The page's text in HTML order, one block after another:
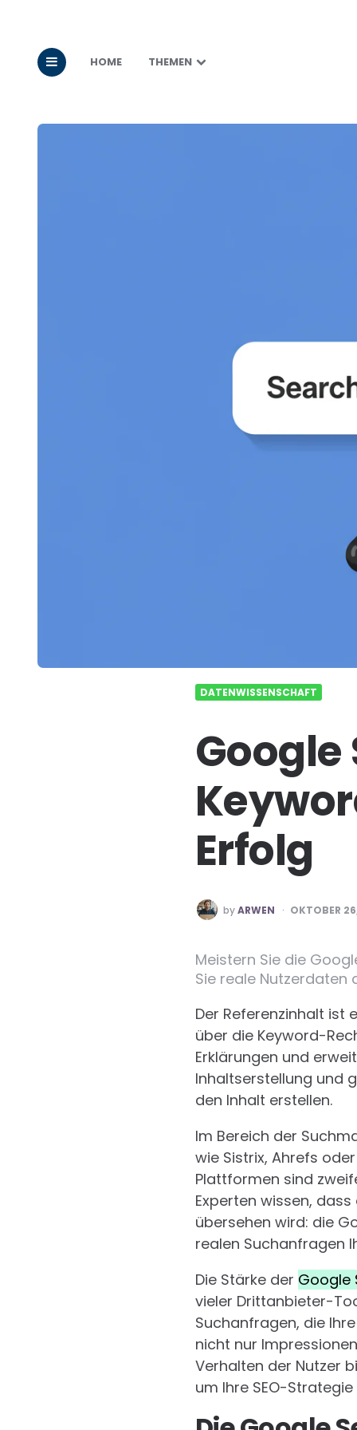
HOME THEMEN
DATENWISSENSCHAFT
Google
Erfolg
POSTED
BY
by ARWEN OKTOBER
Meistern Sie die
Sie reale Nutzerdaten
Der Referenzinhalt ist
über die Keyword-
Erklärungen und
Inhaltserstellung und
den Inhalt erstellen.
Im Bereich der
wie Sistrix, Ahrefs
Plattformen sind
Experten wissen,
übersehen wird: die
realen Suchanfragen
Die Stärke der Google
vieler Drittanbieter-
Suchanfragen, die
nicht nur
Verhalten der Nutzer
um Ihre SEO-